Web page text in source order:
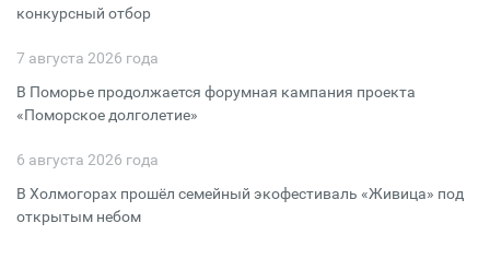
конкурсный отбор
7 августа 2026 года
В Поморье продолжается форумная кампания проекта
«Поморское долголетие»
6 августа 2026 года
В Холмогорах прошёл семейный экофестиваль «Живица» под
открытым небом